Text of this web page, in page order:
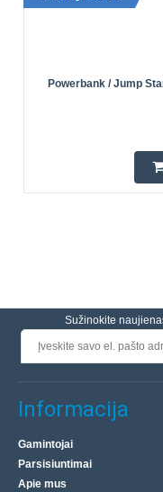
Powerbank / Jump
Sužinokite
Informacija
Gamintojai
Parsisiuntimai
Apie mus